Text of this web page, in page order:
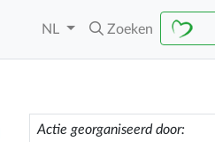
NL Zoeken
Actie georganiseerd door: